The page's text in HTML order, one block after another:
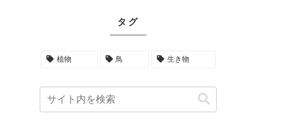
タグ
植物 鳥 生き物